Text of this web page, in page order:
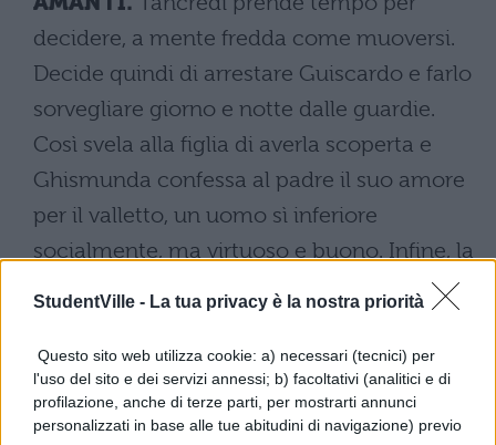
StudentVille - La tua privacy è la nostra priorità
Questo sito web utilizza cookie: a) necessari (tecnici) per
l'uso del sito e dei servizi annessi; b) facoltativi (analitici e di
profilazione, anche di terze parti, per mostrarti annunci
personalizzati in base alle tue abitudini di navigazione) previo
decidere, a mente fredda come muoversi.
Decide quindi di arrestare Guiscardo e farlo
sorvegliare giorno e notte dalle guardie.
Così svela alla figlia di averla scoperta e
Ghismunda confessa al padre il suo amore
per il valletto, un uomo sì inferiore
socialmente, ma virtuoso e buono. Infine, la
ragazza lascia presagire le sue intenzioni di
muoia. Tancredi però non solo è offeso dal
fatto che la ragazza abbia avuto una tresca
al di fuori del matrimonio e per giunta con